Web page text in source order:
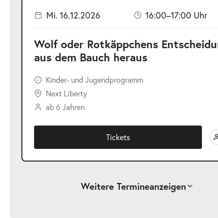
Mi. 16.12.2026 16:00–17:00 Uhr
Wolf oder Rotkäppchens
aus dem Bauch heraus
Kinder- und Jugendprogramm
Next Liberty
ab 6 Jahren
Tickets
Weitere Termineanzeigen